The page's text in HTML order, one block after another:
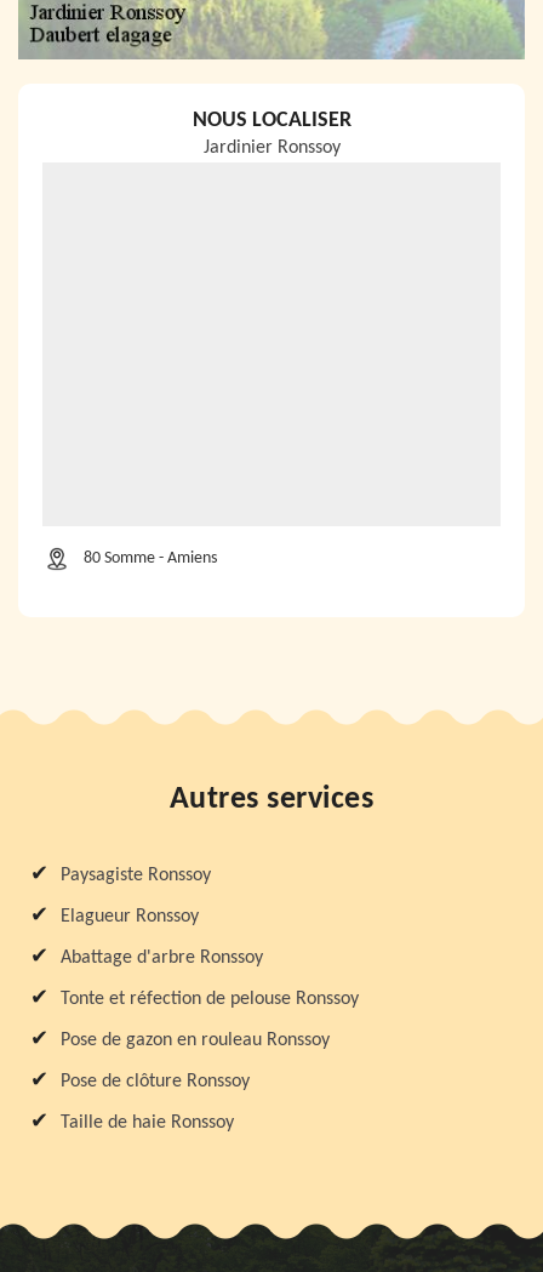
NOUS LOCALISER
Jardinier Ronssoy
80 Somme - Amiens
Autres services
Paysagiste Ronssoy
Elagueur Ronssoy
Abattage d'arbre Ronssoy
Tonte et réfection de pelouse Ronssoy
Pose de gazon en rouleau Ronssoy
Pose de clôture Ronssoy
Taille de haie Ronssoy